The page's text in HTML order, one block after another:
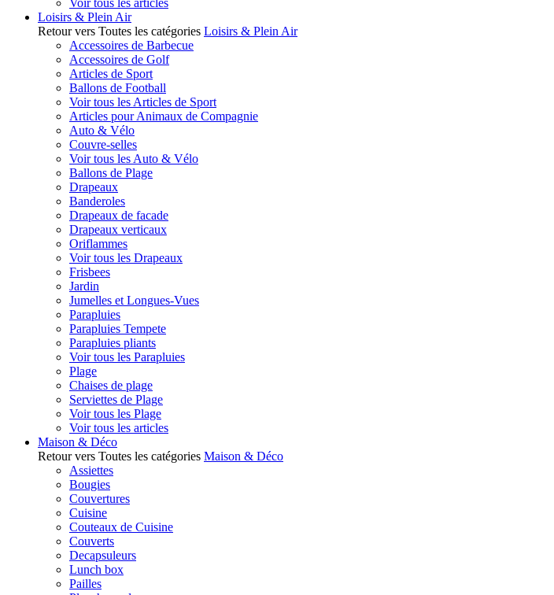
Voir tous les articles
Loisirs & Plein Air
Retour vers Toutes les catégories Loisirs & Plein Air
Accessoires de Barbecue
Accessoires de Golf
Articles de Sport
Ballons de Football
Voir tous les Articles de Sport
Articles pour Animaux de Compagnie
Auto & Vélo
Couvre-selles
Voir tous les Auto & Vélo
Ballons de Plage
Drapeaux
Banderoles
Drapeaux de facade
Drapeaux verticaux
Oriflammes
Voir tous les Drapeaux
Frisbees
Jardin
Jumelles et Longues-Vues
Parapluies
Parapluies Tempete
Parapluies pliants
Voir tous les Parapluies
Plage
Chaises de plage
Serviettes de Plage
Voir tous les Plage
Voir tous les articles
Maison & Déco
Retour vers Toutes les catégories Maison & Déco
Assiettes
Bougies
Couvertures
Cuisine
Couteaux de Cuisine
Couverts
Decapsuleurs
Lunch box
Pailles